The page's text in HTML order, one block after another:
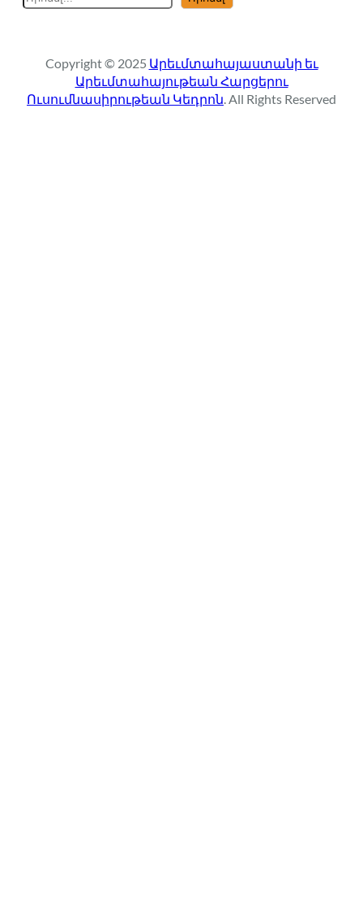
e
c
h
Copyright © 2025 Արեւմտահայաստանի եւ
Արեւմտահայութեան Հարցերու
Ուսումնասիրութեան Կեդրոն. All Rights Reserved